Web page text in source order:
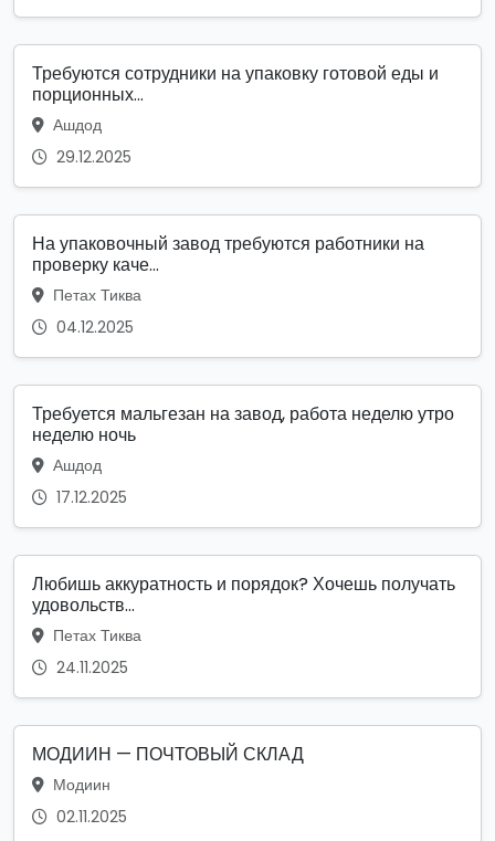
Требуются сотрудники на упаковку готовой еды и
порционных...
Ашдод
29.12.2025
На упаковочный завод требуются работники на
проверку каче...
Петах Тиква
04.12.2025
Требуется мальгезан на завод, работа неделю утро
неделю ночь
Ашдод
17.12.2025
Любишь аккуратность и порядок? Хочешь получать
удовольств...
Петах Тиква
24.11.2025
МОДИИН — ПОЧТОВЫЙ СКЛАД
Модиин
02.11.2025